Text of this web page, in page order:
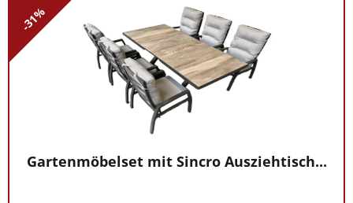
-31%
Gartenmöbelset mit Sincro Ausziehtisch...